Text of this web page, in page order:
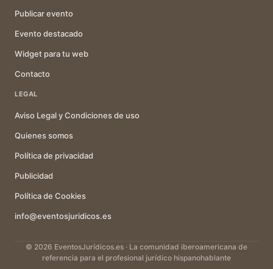
Publicar evento
Evento destacado
Widget para tu web
Contacto
LEGAL
Aviso Legal y Condiciones de uso
Quienes somos
Política de privacidad
Publicidad
Política de Cookies
info@eventosjuridicos.es
© 2026 EventosJurídicos.es · La comunidad iberoamericana de
referencia para el profesional jurídico hispanohablante